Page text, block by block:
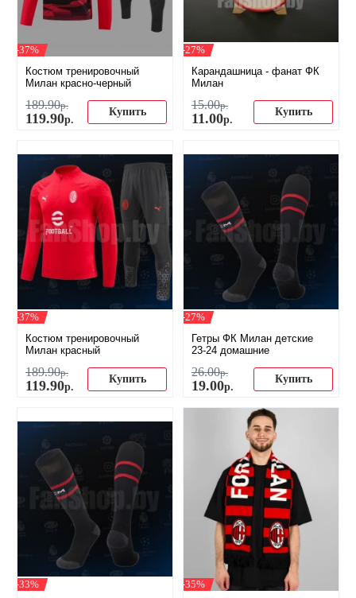
-37%
Костюм тренировочный
Милан красно-черный
189.90р.
119.90р.
Купить
-27%
Карандашница - фанат ФК
Милан
15.00р.
11.00р.
Купить
-37%
Костюм тренировочный
Милан красный
189.90р.
119.90р.
Купить
-27%
Гетры ФК Милан детские
23-24 домашние
26.00р.
19.00р.
Купить
-33% -35%